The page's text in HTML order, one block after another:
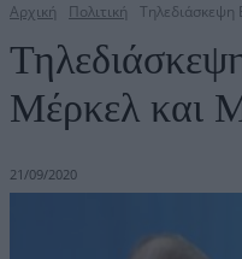
Αρχική Πολιτική Τηλεδιάσκεψη
Μέρκελ και
21/09/2020